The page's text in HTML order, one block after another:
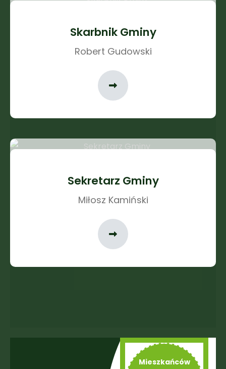
Skarbnik Gminy
Robert Gudowski
Sekretarz Gminy
Miłosz Kamiński
Mieszkańców